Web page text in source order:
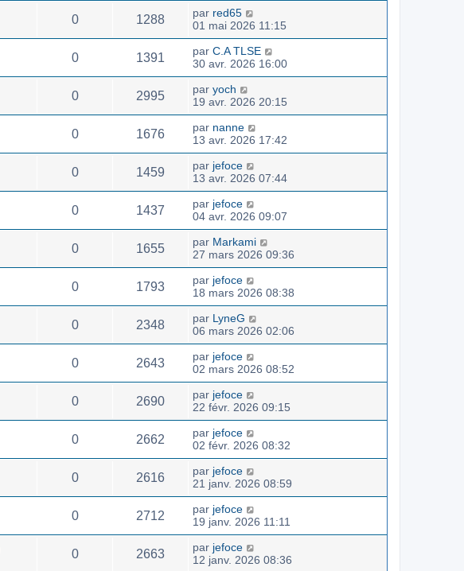
0 1288 par red65
01 mai 2026 11:15
0 1391 par C.A TLSE
30 avr. 2026 16:00
0 2995 par yoch
19 avr. 2026 20:15
0 1676 par nanne
13 avr. 2026 17:42
0 1459 par jefoce
13 avr. 2026 07:44
0 1437 par jefoce
04 avr. 2026 09:07
0 1655 par Markami
27 mars 2026 09:36
0 1793 par jefoce
18 mars 2026 08:38
0 2348 par LyneG
06 mars 2026 02:06
0 2643 par jefoce
02 mars 2026 08:52
0 2690 par jefoce
22 févr. 2026 09:15
0 2662 par jefoce
02 févr. 2026 08:32
0 2616 par jefoce
21 janv. 2026 08:59
0 2712 par jefoce
19 janv. 2026 11:11
0 2663 par jefoce
12 janv. 2026 08:36